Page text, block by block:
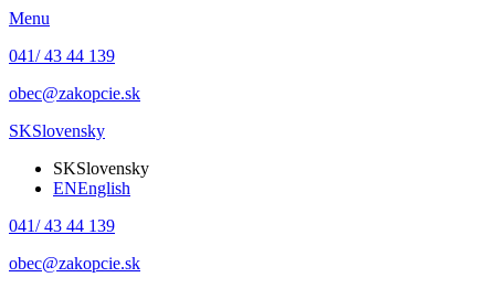
Menu
041/ 43 44 139
obec@zakopcie.sk
SKSlovensky
SKSlovensky
ENEnglish
041/ 43 44 139
obec@zakopcie.sk